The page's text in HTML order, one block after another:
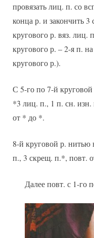
провязать лиц. п. со
конца р. и закончить 3
кругового р. вяз.
кругового р. – 2-я п.
кругового р.).
С 5-го по 7-й
*3 лиц. п., 1 п. сн. изн.
от * до *.
8-й круговой р. нитью
п., 3 скрещ. п.*, повт.
Далее повт. с 1-го